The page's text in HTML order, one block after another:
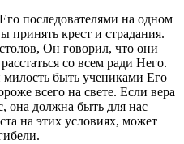
последователями на одном
крест и страдания.
Он говорил, что они
со всем ради Него.
милость быть учениками Его
всего на свете. Если вера
она должна быть для нас
на этих условиях, может